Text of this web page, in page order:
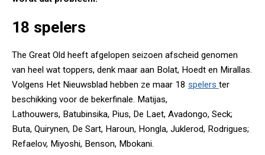
18 spelers
The Great Old heeft afgelopen seizoen afscheid genomen
van heel wat toppers, denk maar aan Bolat, Hoedt en Mirallas.
Volgens Het Nieuwsblad hebben ze maar 18 spelers ter
beschikking voor de bekerfinale. Matijas,
Lathouwers, Batubinsika, Pius, De Laet, Avadongo, Seck;
Buta, Quirynen, De Sart, Haroun, Hongla, Juklerod, Rodrigues;
Refaelov, Miyoshi, Benson, Mbokani.